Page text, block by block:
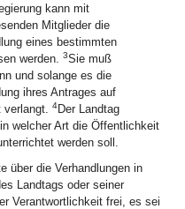
kann mit
Mitglieder die
eines bestimmten
werden. 3Sie muß
und solange es die
ihres Antrages auf
verlangt. 4Der Landtag
welcher Art die Öffentlichkeit
werden soll.
über die Verhandlungen in
Landtags oder seiner
Verantwortlichkeit frei, es sei